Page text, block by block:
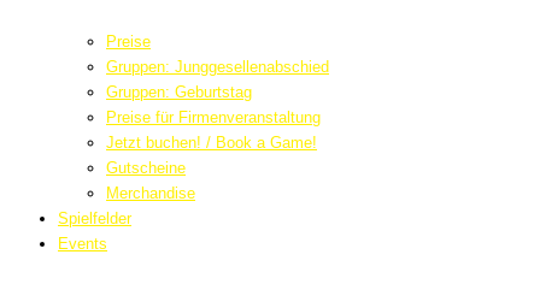
Preise
Gruppen: Junggesellenabschied
Gruppen: Geburtstag
Preise für Firmenveranstaltung
Jetzt buchen! / Book a Game!
Gutscheine
Merchandise
Spielfelder
Events